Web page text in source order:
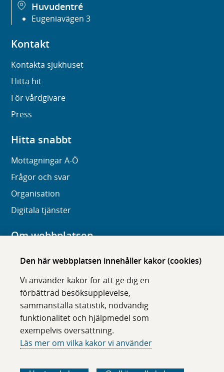
Den här webbplatsen innehåller kakor (cookies)
Vi använder kakor för att ge dig en
förbättrad besöksupplevelse,
sammanställa statistik, nödvändig
funktionalitet och hjälpmedel som
exempelvis översättning.
Läs mer om vilka kakor vi använder
Huvudentré
Eugeniavägen 3
Kontakt
Kontakta sjukhuset
Hitta hit
För vårdgivare
Press
Hitta snabbt
Mottagningar A-Ö
Frågor och svar
Organisation
Digitala tjänster
Om webbplatsen
Om karolinska.se
Tillgänglighet
Om cookies
Följ oss i sociala medier
ö
ö
ö